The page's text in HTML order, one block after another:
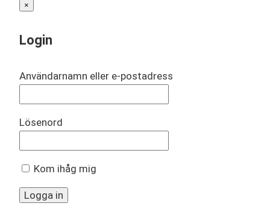
×
Login
Användarnamn eller e-postadress
Lösenord
Kom ihåg mig